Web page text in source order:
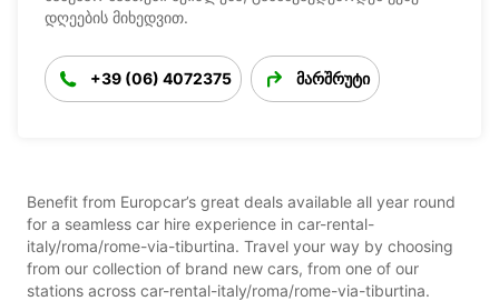
დღეების მიხედვით.
+39 (06) 4072375 მარშრუტი
Benefit from Europcar’s great deals available all year round
for a seamless car hire experience in car-rental-
italy/roma/rome-via-tiburtina. Travel your way by choosing
from our collection of brand new cars, from one of our
stations across car-rental-italy/roma/rome-via-tiburtina.